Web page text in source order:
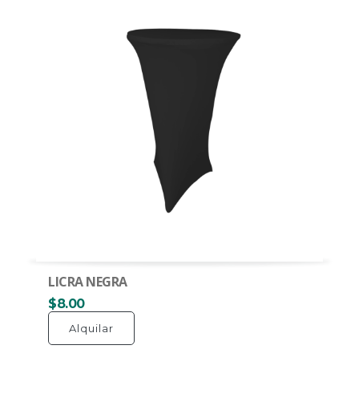
LICRA NEGRA
$8.00
Alquilar